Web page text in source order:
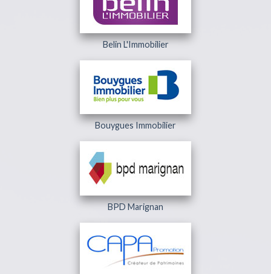
Belin L'Immobilier
Bouygues Immobilier
BPD Marignan